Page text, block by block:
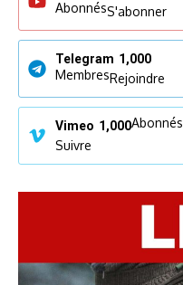
AbonnésS'abonner
Telegram 1,000
MembresRejoindre
Vimeo 1,000Abonnés
Suivre